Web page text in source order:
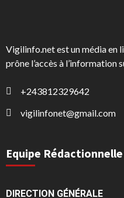
Vigilinfo.net est un média en
prône l’accès à l’information
+243812329642
vigilinfonet@gmail.com
Equipe Rédactionnelle
DIRECTION GÉNÉRALE